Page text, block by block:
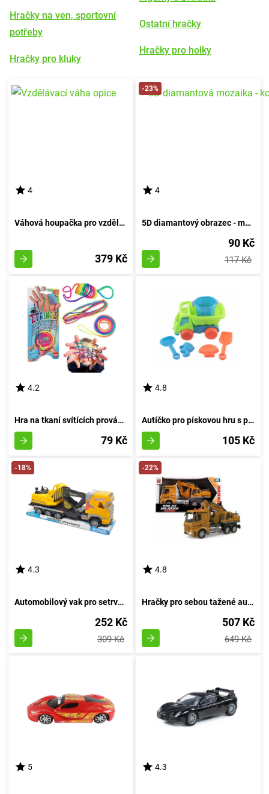
Hračky na ven, sportovní
potřeby
Hračky pro kluky
Ostatní hračky
Hračky pro holky
4
Váhová houpačka pro vzdělávání opic
379 Kč
-23%
4
5D diamantový obrazec - malé koťátko
90 Kč
117 Kč
4.2
Hra na tkaní svítících provázků v oblouku
79 Kč
4.8
Autíčko pro pískovou hru s příslušenstvím 16 cm
105 Kč
-18%
4.3
Automobilový vak pro setrvačník
252 Kč
309 Kč
-22%
4.8
Hračky pro sebou tažené autíčka
507 Kč
649 Kč
5 4.3